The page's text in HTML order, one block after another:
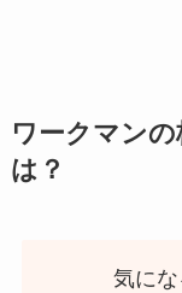
ワークマン
は？
気に